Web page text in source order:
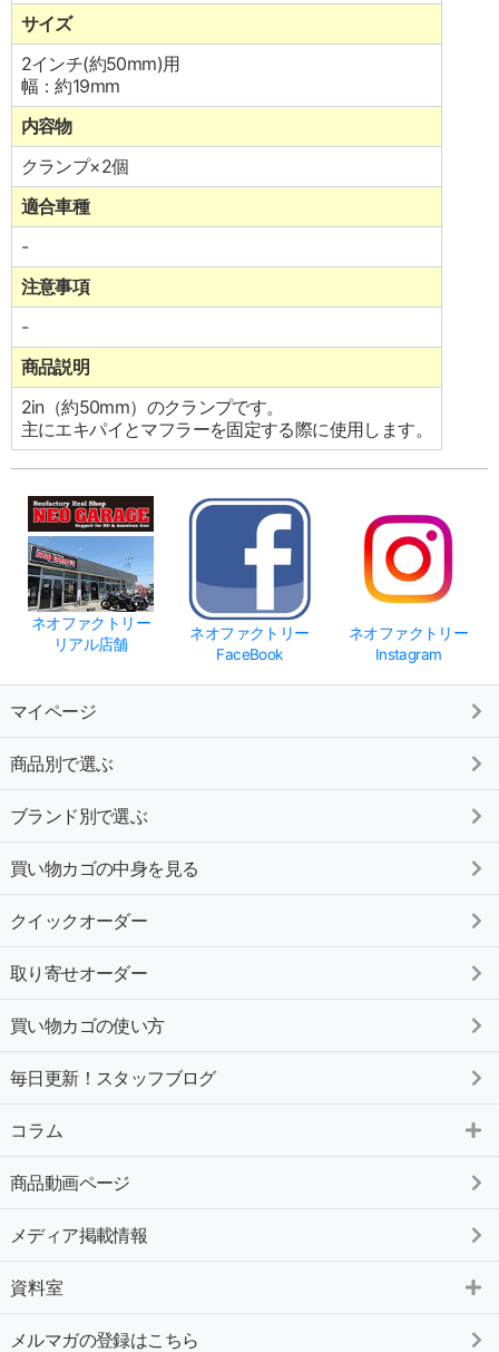
サイズ
2インチ(約50mm)用
幅：約19mm
内容物
クランプ×2個
適合車種
-
注意事項
-
商品説明
2in（約50mm）のクランプです。
主にエキパイとマフラーを固定する際に使用します。
ネオファクトリー
リアル店舗
ネオファクトリー
FaceBook
ネオファクトリー
Instagram
マイページ
商品別で選ぶ
ブランド別で選ぶ
買い物カゴの中身を見る
クイックオーダー
取り寄せオーダー
買い物カゴの使い方
毎日更新！スタッフブログ
コラム
商品動画ページ
メディア掲載情報
資料室
メルマガの登録はこちら